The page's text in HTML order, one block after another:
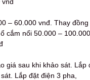
– 60.000 vnđ. Thay
cắm nổi 50.000 –
giá sau khi khảo sát. Lắp
Lắp đặt điện 3 pha,